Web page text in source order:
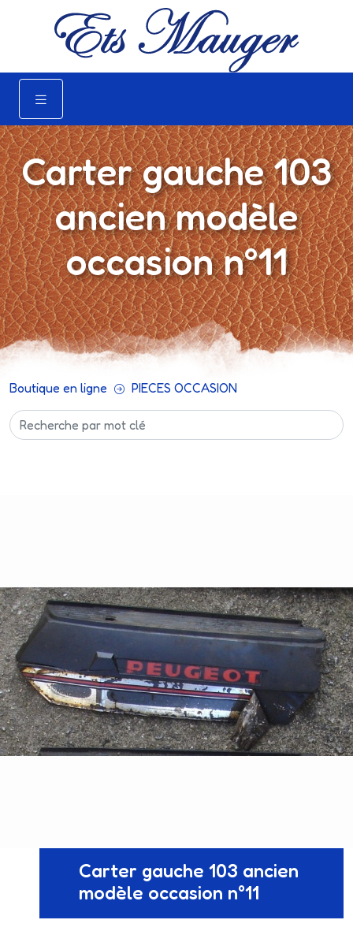
Carter gauche 103
ancien modèle
occasion n°11
Boutique en ligne PIECES OCCASION
Carter gauche 103 ancien
modèle occasion n°11